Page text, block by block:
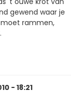
gewend waar je
rammen,
- 18:21